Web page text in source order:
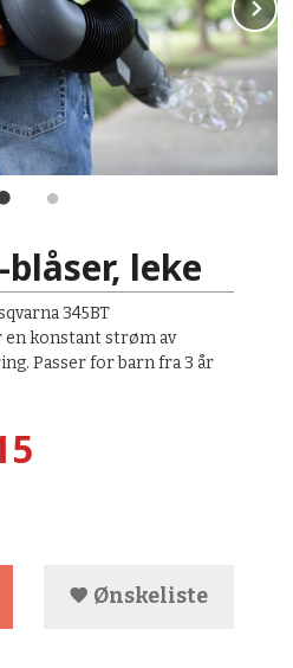
leke
345BT
en konstant strøm av
Passer for barn fra 3 år
Ønskeliste